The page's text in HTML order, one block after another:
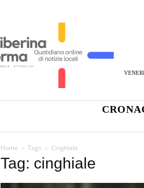
Home Tags Cinghiale
Tag: cinghiale